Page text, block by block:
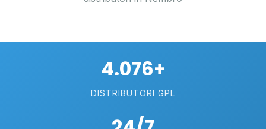
4.076+
DISTRIBUTORI GPL